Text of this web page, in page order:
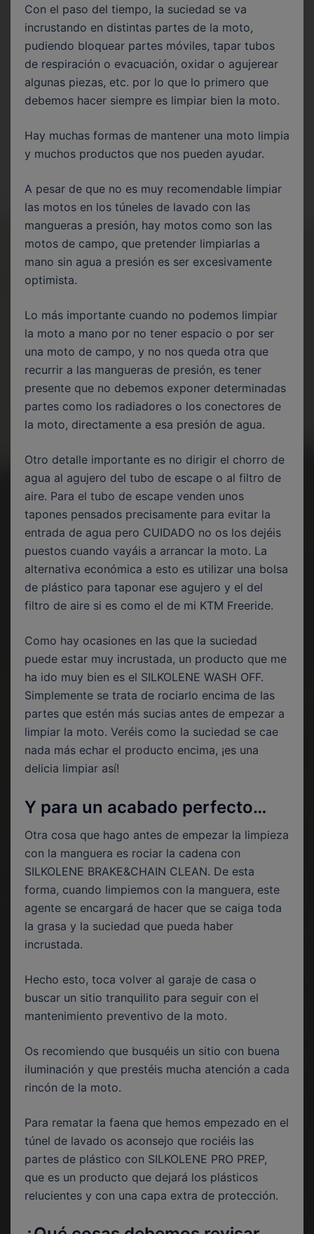
Con el paso del tiempo, la suciedad se va
incrustando en distintas partes de la moto,
pudiendo bloquear partes móviles, tapar tubos
de respiración o evacuación, oxidar o agujerear
algunas piezas, etc. por lo que lo primero que
debemos hacer siempre es limpiar bien la moto.
Hay muchas formas de mantener una moto limpia
y muchos productos que nos pueden ayudar.
A pesar de que no es muy recomendable limpiar
las motos en los túneles de lavado con las
mangueras a presión, hay motos como son las
motos de campo, que pretender limpiarlas a
mano sin agua a presión es ser excesivamente
optimista.
Lo más importante cuando no podemos limpiar
la moto a mano por no tener espacio o por ser
una moto de campo, y no nos queda otra que
recurrir a las mangueras de presión, es tener
presente que no debemos exponer determinadas
partes como los radiadores o los conectores de
la moto, directamente a esa presión de agua.
Otro detalle importante es no dirigir el chorro de
agua al agujero del tubo de escape o al filtro de
aire. Para el tubo de escape venden unos
tapones pensados precisamente para evitar la
entrada de agua pero CUIDADO no os los dejéis
puestos cuando vayáis a arrancar la moto. La
alternativa económica a esto es utilizar una bolsa
de plástico para taponar ese agujero y el del
filtro de aire si es como el de mi KTM Freeride.
Como hay ocasiones en las que la suciedad
puede estar muy incrustada, un producto que me
ha ido muy bien es el SILKOLENE WASH OFF.
Simplemente se trata de rociarlo encima de las
partes que estén más sucias antes de empezar a
limpiar la moto. Veréis como la suciedad se cae
nada más echar el producto encima, ¡es una
delicia limpiar así!
Y para un acabado perfecto…
Otra cosa que hago antes de empezar la limpieza
con la manguera es rociar la cadena con
SILKOLENE BRAKE&CHAIN CLEAN. De esta
forma, cuando limpiemos con la manguera, este
agente se encargará de hacer que se caiga toda
la grasa y la suciedad que pueda haber
incrustada.
Hecho esto, toca volver al garaje de casa o
buscar un sitio tranquilito para seguir con el
mantenimiento preventivo de la moto.
Os recomiendo que busquéis un sitio con buena
iluminación y que prestéis mucha atención a cada
rincón de la moto.
Para rematar la faena que hemos empezado en el
túnel de lavado os aconsejo que rociéis las
partes de plástico con SILKOLENE PRO PREP,
que es un producto que dejará los plásticos
relucientes y con una capa extra de protección.